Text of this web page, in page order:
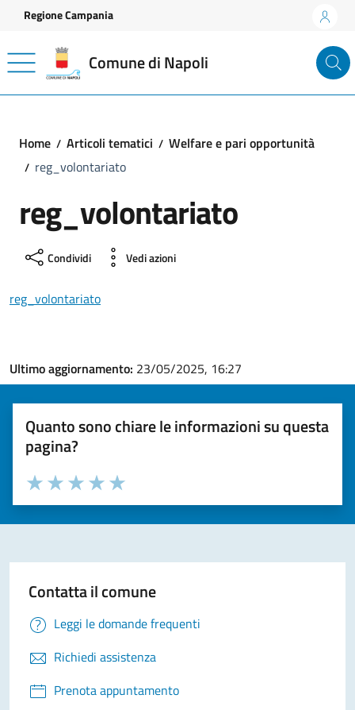
Vai ai contenuti
Vai al footer
Regione Campania
Comune di Napoli
Home Articoli tematici
Welfare e pari opportunità
reg_volontariato
reg_volontariato
Condividi Vedi azioni
reg_volontariato
Ultimo aggiornamento: 23/05/2025, 16:27
Quanto sono chiare le informazioni su questa
pagina?
Valuta la chiarezza delle informazioni (da 1 a 5 stelle)
Seleziona il numero di stelle per valutare la chiarezza delle
Valuta 5 stelle su 5
Valuta 4 stelle su 5
Valuta 3 stelle su 5
Valuta 2 stelle su 5
Valuta 1 stelle su 5
Contatta il comune
Leggi le domande frequenti
Richiedi assistenza
Prenota appuntamento